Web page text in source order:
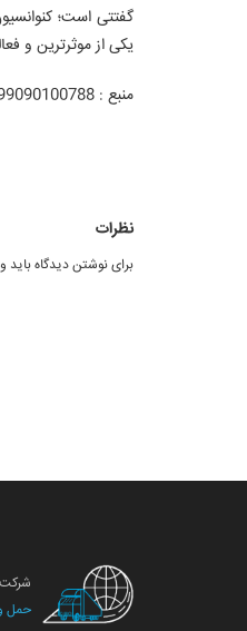
یکی از موثرترین و
منبع : https://www.isna.ir/news/99090100788/
نظرات
برای نوشتن دیدگاه باید
حمل